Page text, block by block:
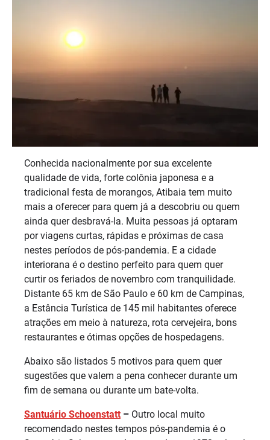
Conhecida nacionalmente por sua excelente
qualidade de vida, forte colônia japonesa e a
tradicional festa de morangos, Atibaia tem muito
mais a oferecer para quem já a descobriu ou quem
ainda quer desbravá-la. Muita pessoas já optaram
por viagens curtas, rápidas e próximas de casa
nestes períodos de pós-pandemia. E a cidade
interiorana é o destino perfeito para quem quer
curtir os feriados de novembro com tranquilidade.
Distante 65 km de São Paulo e 60 km de Campinas,
a Estância Turística de 145 mil habitantes oferece
atrações em meio à natureza, rota cervejeira, bons
restaurantes e ótimas opções de hospedagens.
Abaixo são listados 5 motivos para quem quer
sugestões que valem a pena conhecer durante um
fim de semana ou durante um bate-volta.
Santuário Schoenstatt – Outro local muito
recomendado nestes tempos pós-pandemia é o